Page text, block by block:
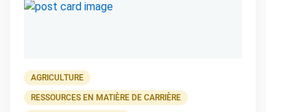
AGRICULTURE
RESSOURCES EN MATIÈRE DE CARRIÈRE